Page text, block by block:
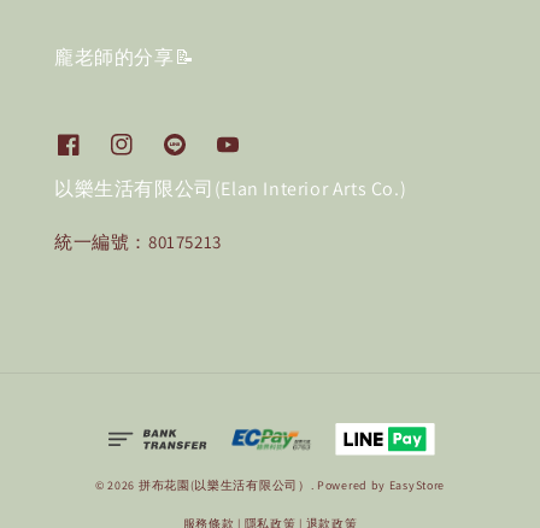
龐老師的分享📝
以樂生活有限公司(Elan Interior Arts Co.)
統一編號：80175213
© 2026 拼布花園(以樂生活有限公司）. Powered by EasyStore
服務條款 | 隱私政策 | 退款政策